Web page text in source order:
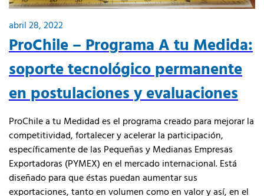
abril 28, 2022
ProChile – Programa A tu Medida:
soporte tecnológico permanente
en postulaciones y evaluaciones
ProChile a tu Medidad es el programa creado para mejorar la
competitividad, fortalecer y acelerar la participación,
específicamente de las Pequeñas y Medianas Empresas
Exportadoras (PYMEX) en el mercado internacional. Está
diseñado para que éstas puedan aumentar sus
exportaciones, tanto en volumen como en valor y así, en el